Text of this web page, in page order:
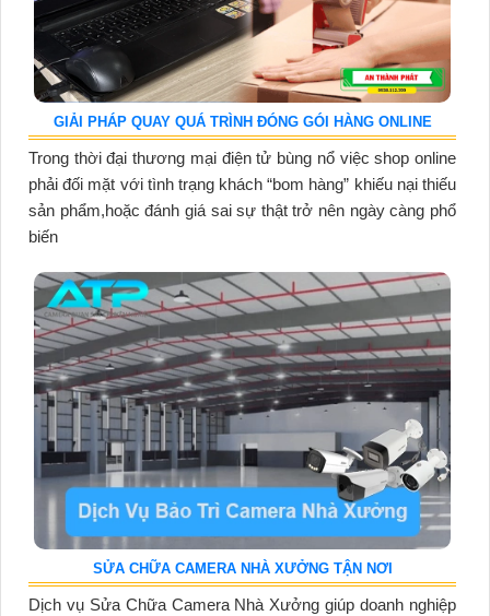
GIẢI PHÁP QUAY QUÁ TRÌNH ĐÓNG GÓI HÀNG ONLINE
Trong thời đại thương mại điện tử bùng nổ việc shop online
phải đối mặt với tình trạng khách “bom hàng” khiếu nại thiếu
sản phẩm,hoặc đánh giá sai sự thật trở nên ngày càng phổ
biến
SỬA CHỮA CAMERA NHÀ XƯỞNG TẬN NƠI
Dịch vụ Sửa Chữa Camera Nhà Xưởng giúp doanh nghiệp